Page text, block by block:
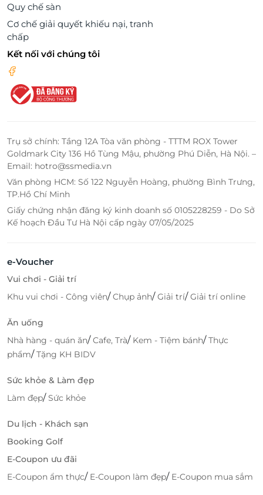
Quy chế sàn
Cơ chế giải quyết khiếu nại, tranh
chấp
Kết nối với chúng tôi
Trụ sở chính: Tầng 12A Tòa văn phòng - TTTM ROX Tower
Goldmark City 136 Hồ Tùng Mậu, phường Phú Diễn, Hà Nội. –
Email: hotro@ssmedia.vn
Văn phòng HCM: Số 122 Nguyễn Hoàng, phường Bình Trưng,
TP.Hồ Chí Minh
Giấy chứng nhận đăng ký kinh doanh số 0105228259 - Do Sở
Kế hoạch Đầu Tư Hà Nội cấp ngày 07/05/2025
e-Voucher
Vui chơi - Giải trí
Khu vui chơi - Công viên/Chụp ảnh/Giải trí/Giải trí online
Ăn uống
Nhà hàng - quán ăn/Cafe, Trà/ Kem - Tiệm bánh/Thực
phẩm/Tặng KH BIDV
Sức khỏe & Làm đẹp
Làm đẹp/Sức khỏe
Du lịch - Khách sạn
Booking Golf
E-Coupon ưu đãi
E-Coupon ẩm thực/ E-Coupon làm đẹp/ E-Coupon mua sắm